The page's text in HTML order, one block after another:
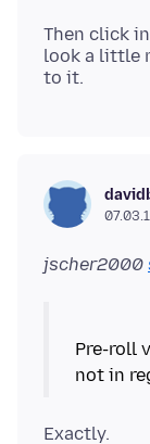
Then click
look a little
jscher2000
Pre-roll
Exactly.